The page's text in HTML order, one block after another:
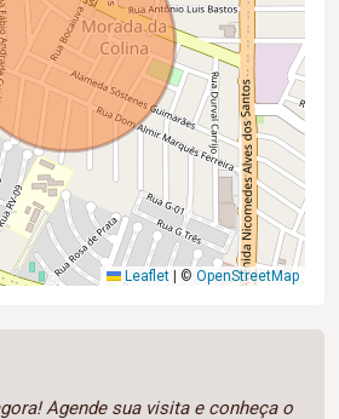
Leaflet © OpenStreetMap
Agende sua visita e conheça o